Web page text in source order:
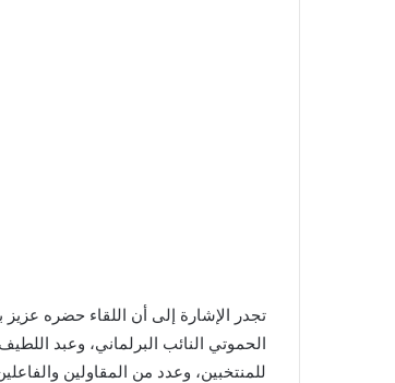
تجدر الإشارة إلى أن اللقاء حضره
الحموتي النائب البرلماني، وعبد
للمنتخبين، وعدد من المقاولين